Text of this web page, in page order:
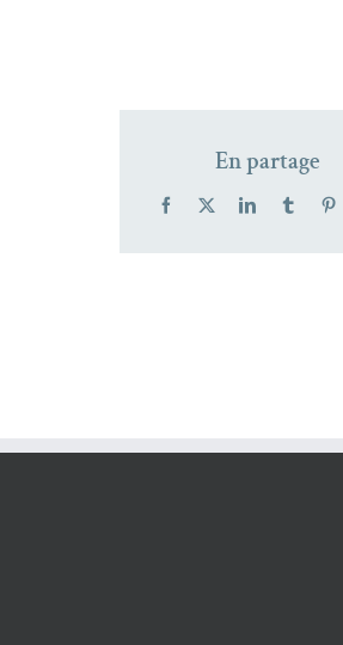
En partage
Facebook LinkedInTumblr